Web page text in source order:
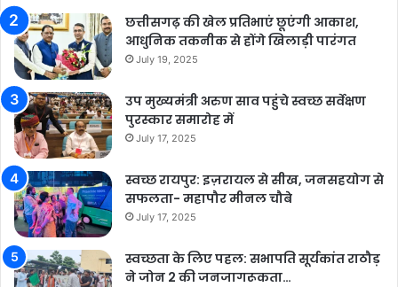
छत्तीसगढ़ की खेल प्रतिभाएं छूएंगी आकाश,
आधुनिक तकनीक से होंगे खिलाड़ी पारंगत
July 19, 2025
उप मुख्यमंत्री अरुण साव पहुंचे स्वच्छ सर्वेक्षण
पुरस्कार समारोह में
July 17, 2025
स्वच्छ रायपुर: इज़रायल से सीख, जनसहयोग से
सफलता- महापौर मीनल चौबे
July 17, 2025
स्वच्छता के लिए पहल: सभापति सूर्यकांत राठौड़
ने जोन 2 की जनजागरूकता…